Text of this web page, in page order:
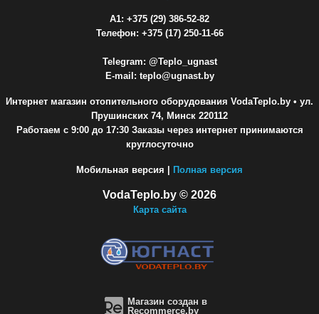
A1: +375 (29) 386-52-82
Телефон: +375 (17) 250-11-66
Telegram: @Teplo_ugnast
E-mail: teplo@ugnast.by
Интернет магазин отопительного оборудования VodaTeplo.by • ул.
Прушинских 74, Минск 220112
Работаем с 9:00 до 17:30 Заказы через интернет принимаются
круглосуточно
Мобильная версия | Полная версия
VodaTeplo.by © 2026
Карта сайта
Магазин создан в
Recommerce.by